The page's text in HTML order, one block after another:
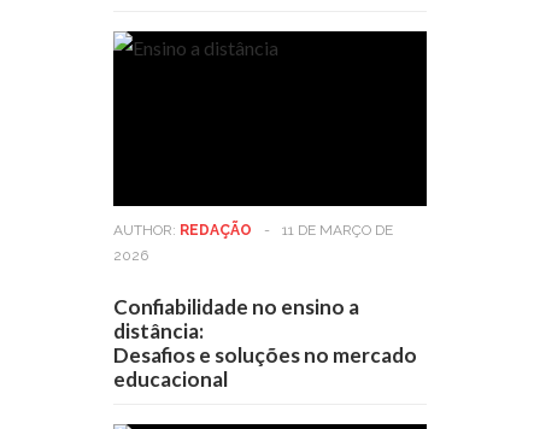
AUTHOR: REDAÇÃO -
11 DE MARÇO DE
2026
Confiabilidade no ensino a
distância:
Desafios e soluções no mercado
educacional